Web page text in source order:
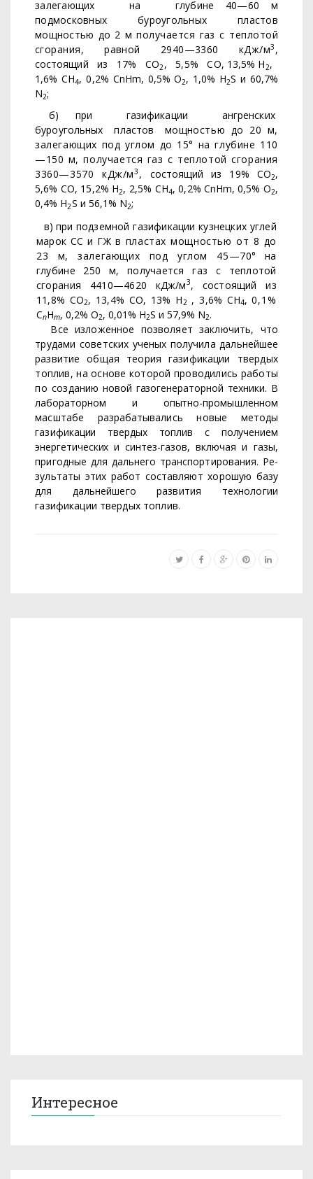
залегающих на
глубине 40—60 м
подмосковных буроугольных пластов
мощностью до 2 мполучается газ с теплотой
сгорания, равной 2940—3360 кДж/м3 ,
состоящий
из 17% СО2, 5,5% СО, 13,5% Н2,
1,6% СН4, 0,2% СnНm, 0,5% О2, 1,0% H2S и 60,7%
N2;
б)
при газификации
ангренских
буроугольных
пластов мощ­ностью до 20 м,
залегающих под углом до 15° на глубине 110
—150 м, получается газ с теплотой сгорания
3360—3570 кДж/м3 , состоящий из 19% СО2,
5,6% СО, 15,2% Н2, 2,5% СН4, 0,2% СnНm, 0,5% О2,
0,4% H2S и 56,1% N2;
в) при подземной газификации кузнецких углей
марок СС и ГЖ в пластах мощностью от 8 до
23 м, залегающих под углом 45—70° на
глубине 250 м, получается газ с теплотой
сгорания 4410—4620 кДж/м3, состоящий из
11,8% СО2, 13,4% СО, 13% Н2 , 3,6% СН4,0,1%
СnНm, 0,2% О2, 0,01% H2S и 57,9% N2.
Все изложенное позволяет заключить, что
трудами советских ученых получила дальнейшее
развитие общая теория газификации твердых
топлив, на основе которой проводились работы
по созда­нию новой газогенераторной техники. В
лабораторном и опытно-промышленном
масштабе разрабатывались новые методы
газифи­кации твердых топлив с получением
энергетических и синтез-газов, включая и газы,
пригодные для дальнего транспортирования. Ре­
зультаты этих работ составляют хорошую базу
для дальнейшегоразвития технологии
газификации твердых топлив.
Интересное